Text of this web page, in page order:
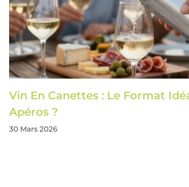
Vin En Canettes : Le Format
Apéros ?
30 Mars 2026